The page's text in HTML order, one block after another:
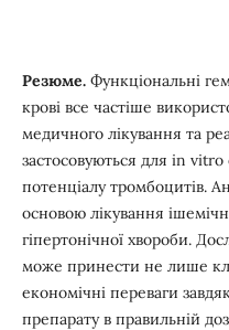
Резюме. Функціональні
крові все частіше
медичного лікування та
застосовуються для in
потенціалу тромбоцитів.
основою лікування
гіпертонічної хвороби.
може принести не лише
економічні переваги
препарату в правильній